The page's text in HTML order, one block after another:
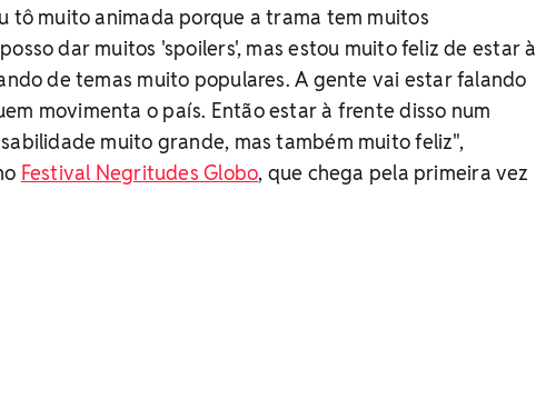
tô muito animada porque a trama tem muitos
dar muitos 'spoilers', mas estou muito feliz de estar à
de temas muito populares. A gente vai estar falando
movimenta o país. Então estar à frente disso num
muito grande, mas também muito feliz",
Festival Negritudes Globo, que chega pela primeira vez